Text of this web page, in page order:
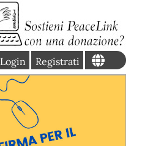
Registrati
Login